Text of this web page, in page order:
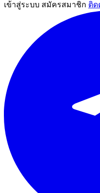
เข้าสู่ระบบ สมัครสมาชิก ติด